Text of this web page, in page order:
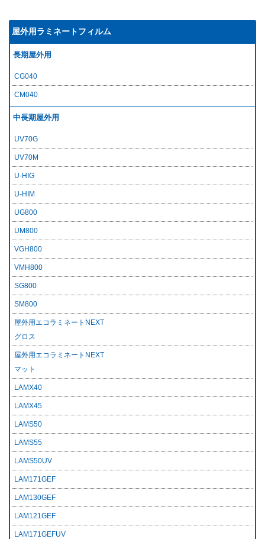
屋外用ラミネートフィルム
長期屋外用
CG040
CM040
中長期屋外用
UV70G
UV70M
U-HIG
U-HIM
UG800
UM800
VGH800
VMH800
SG800
SM800
屋外用エコラミネートNEXT
グロス
屋外用エコラミネートNEXT
マット
LAMX40
LAMX45
LAMS50
LAMS55
LAMS50UV
LAM171GEF
LAM130GEF
LAM121GEF
LAM171GEFUV